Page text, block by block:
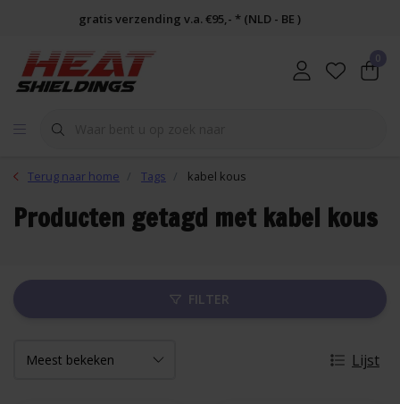
gratis verzending v.a. €95,- * (NLD - BE )
0
Terug naar home Tags kabel kous
Producten getagd met kabel kous
FILTER
Lijst